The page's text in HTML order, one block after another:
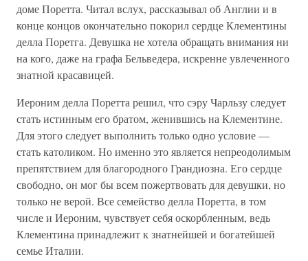
доме Поретта. Читал вслух, рассказывал об Англии и в
конце концов окончательно покорил сердце Клементины
делла Поретга. Девушка не хотела обращать внимания ни
на кого, даже на графа Бельведера, искренне увлеченного
знатной красавицей.
Иероним делла Поретта решил, что сэру Чарльзу следует
стать истинным его братом, женившись на Клементине.
Для этого следует выполнить только одно условие —
стать католиком. Но именно это является непреодолимым
препятствием для благородного Грандиозна. Его сердце
свободно, он мог бы всем пожертвовать для девушки, но
только не верой. Все семейство делла Поретта, в том
числе и Иероним, чувствует себя оскорбленным, ведь
Клементина принадлежит к знатнейшей и богатейшей
семье Италии.